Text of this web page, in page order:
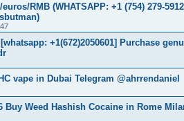
RMB (WHATSAPP: +1 (754) 279-
+1(672)2050601] Purchase
vape in Dubai Telegram @ahrrendaniel
Buy Weed Hashish Cocaine in Rome